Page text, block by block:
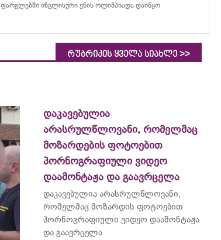
ფარგლებში ინგლისური ენის ოლიმპიადა დაიწყო
რუბრიკის ყველა სიახლე >>
დაკავებულია
არასრულწლოვანი, რომელმაც
მოზარდების ფოტოებით
პორნოგრაფიული ვიდეო
დაამონტაჟა და გაავრცელა
დაკავებულია არასრულწლოვანი,
რომელმაც მოზარდის ფოტოებით
პორნოგრაფიული ვიდეო დაამონტაჟა
და გაავრცელა